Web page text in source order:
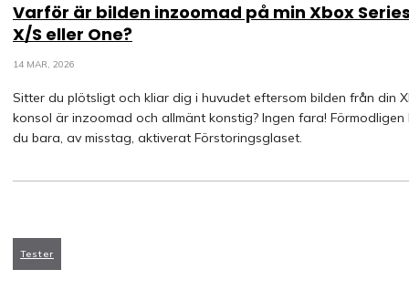
Varför är bilden inzoomad på min Xbox
X/S eller One?
14 MAR, 2026
Sitter du plötsligt och kliar dig i huvudet eftersom bilden från din
konsol är inzoomad och allmänt konstig? Ingen fara! Förmodligen
du bara, av misstag, aktiverat Förstoringsglaset.
Tester